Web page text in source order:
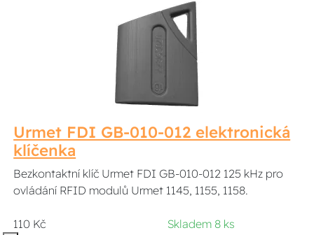
Urmet FDI GB-010-012 elektronická
klíčenka
Bezkontaktní klíč Urmet FDI GB-010-012 125 kHz pro
ovládání RFID modulů Urmet 1145, 1155, 1158.
110 Kč
Skladem 8 ks